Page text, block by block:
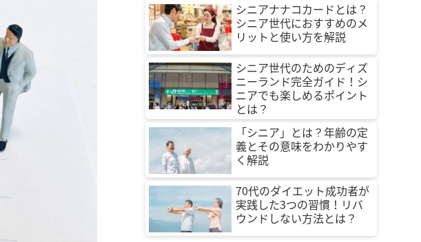
シニアナナコカードとは？
シニア世代におすすめのメ
リットと使い方を解説
シニア世代のためのディズ
ニーランド完全ガイド！シ
ニアでも楽しめるポイント
とは？
「シニア」とは？年齢の定
義とその意味をわかりやす
く解説
70代のダイエット成功者が
実践した3つの習慣！リバ
ウンドしない方法とは？